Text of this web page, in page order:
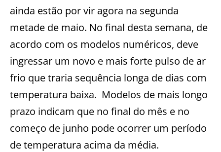
ainda estão por vir agora na segunda
metade de maio. No final desta semana, de
acordo com os modelos numéricos, deve
ingressar um novo e mais forte pulso de ar
frio que traria sequência longa de dias com
temperatura baixa. Modelos de mais longo
prazo indicam que no final do mês e no
começo de junho pode ocorrer um período
de temperatura acima da média.